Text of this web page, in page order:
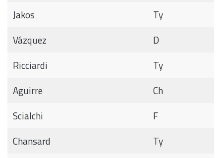
Jakos
Ty
Vázquez
D
Ricciardi
Ty
Aguirre
Ch
Scialchi
F
Chansard
Ty